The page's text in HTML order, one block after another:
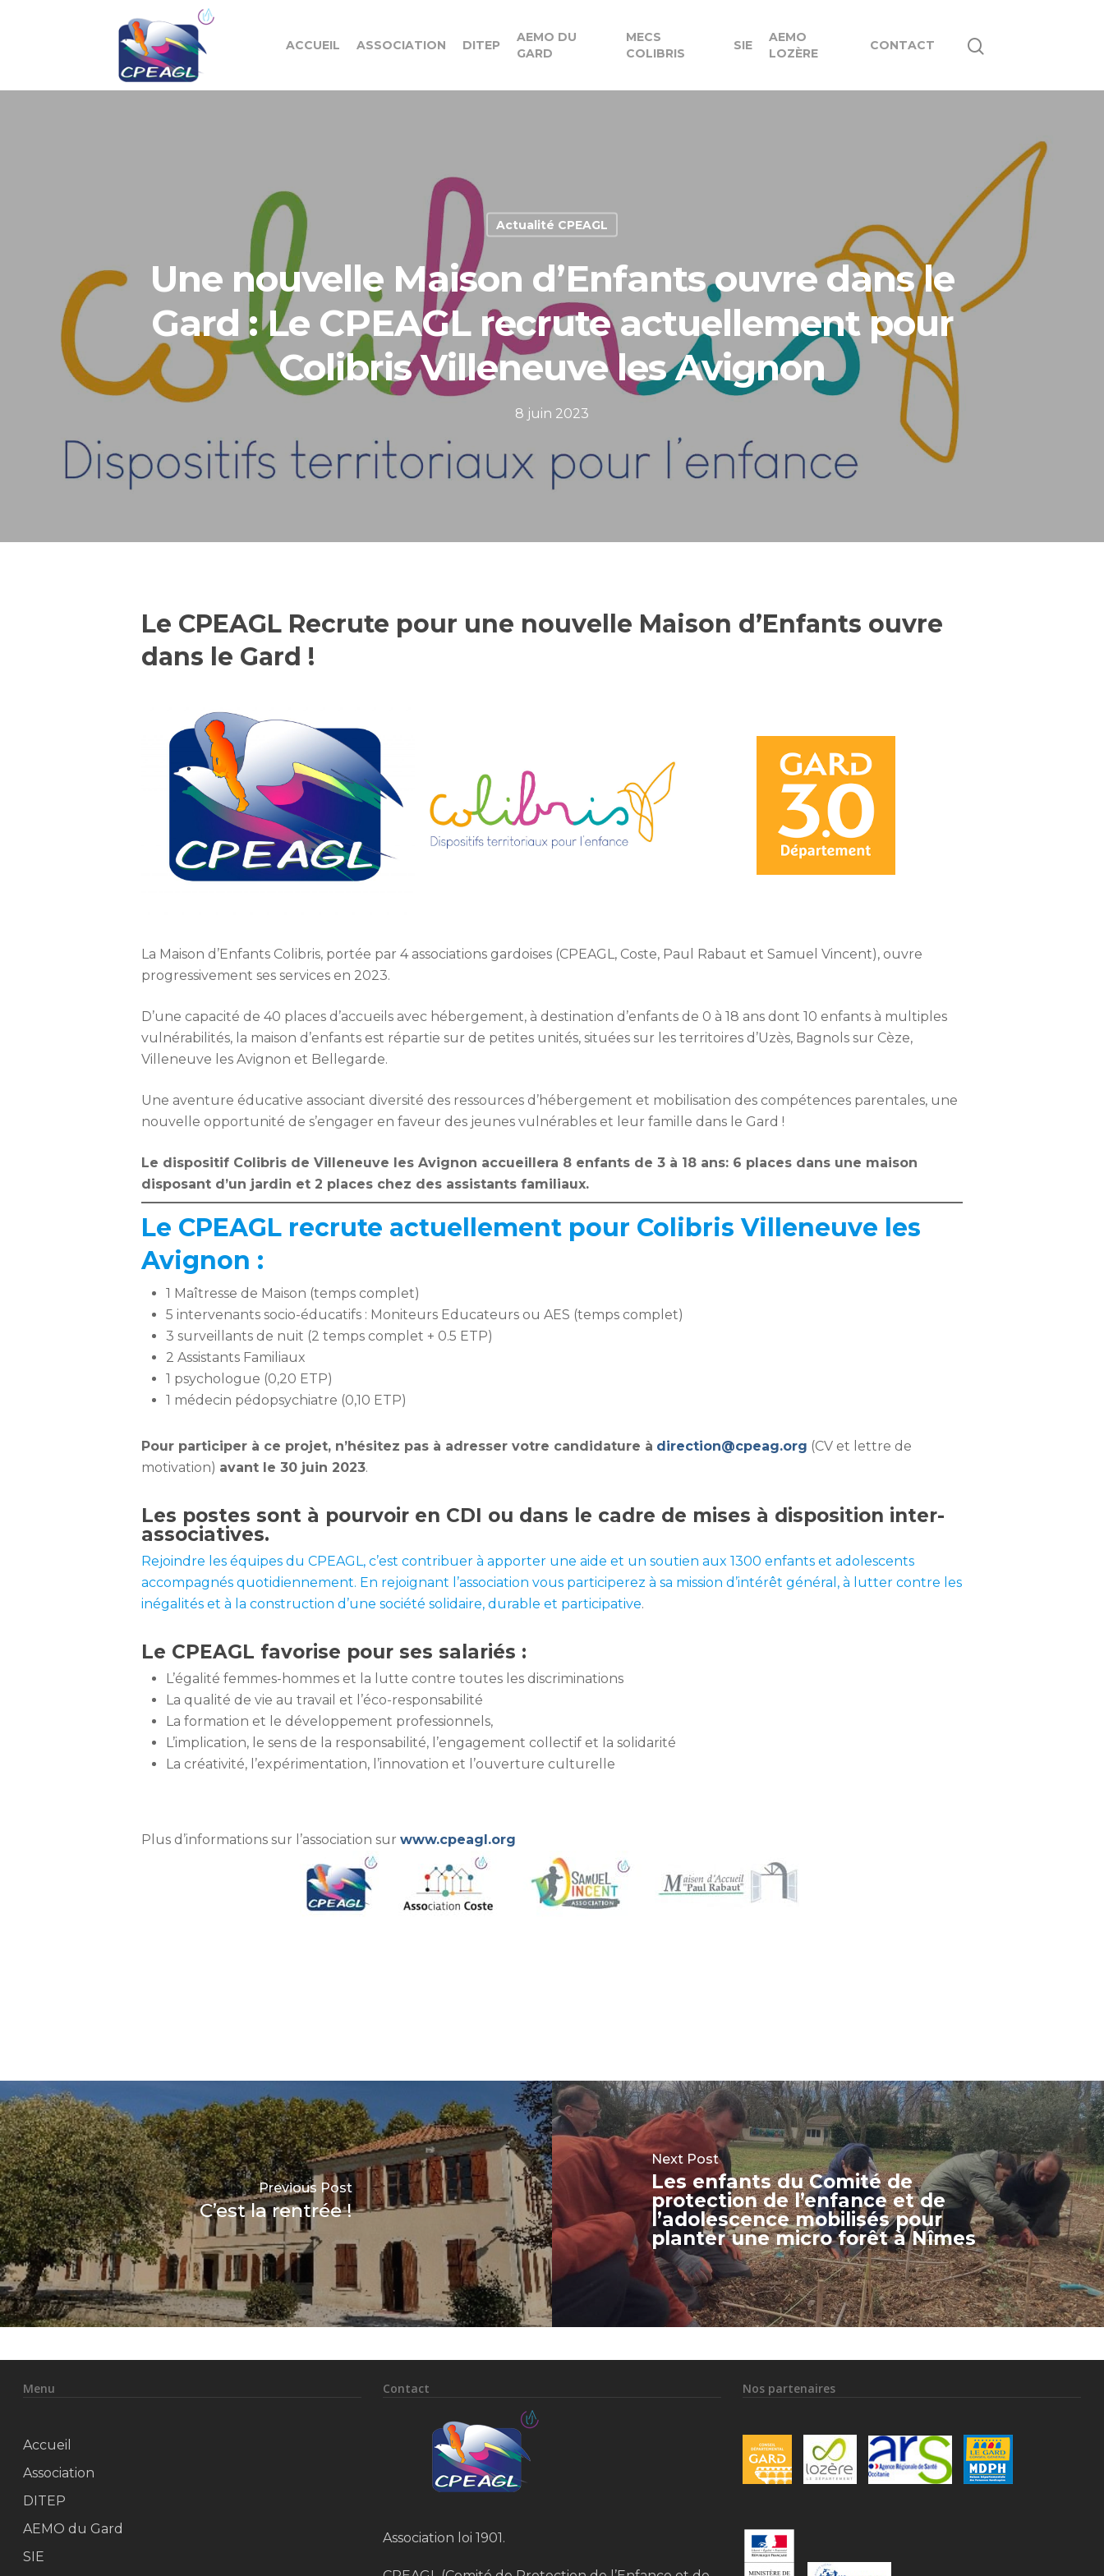
ACCUEIL ASSOCIATION DITEP
AEMO DU
GARD
MECS
COLIBRIS
SIE
AEMO
LOZÈRE
CONTACT
Actualité CPEAGL
Une nouvelle Maison d’Enfants ouvre dans le
Gard : Le CPEAGL recrute actuellement pour
Colibris Villeneuve les Avignon
8 juin 2023
Le CPEAGL Recrute pour une nouvelle Maison d’Enfants ouvre
dans le Gard !
La Maison d’Enfants Colibris, portée par 4 associations gardoises (CPEAGL, Coste, Paul Rabaut et Samuel Vincent), ouvre
progressivement ses services en 2023.
D’une capacité de 40 places d’accueils avec hébergement, à destination d’enfants de 0 à 18 ans dont 10 enfants à multiples
vulnérabilités, la maison d’enfants est répartie sur de petites unités, situées sur les territoires d’Uzès, Bagnols sur Cèze,
Villeneuve les Avignon et Bellegarde.
Une aventure éducative associant diversité des ressources d’hébergement et mobilisation des compétences parentales, une
nouvelle opportunité de s’engager en faveur des jeunes vulnérables et leur famille dans le Gard !
Le dispositif Colibris de Villeneuve les Avignon accueillera 8 enfants de 3 à 18 ans: 6 places dans une maison
disposant d’un jardin et 2 places chez des assistants familiaux.
Le CPEAGL recrute actuellement pour Colibris Villeneuve les
Avignon :
1 Maîtresse de Maison (temps complet)
5 intervenants socio-éducatifs : Moniteurs Educateurs ou AES (temps complet)
3 surveillants de nuit (2 temps complet + 0.5 ETP)
2 Assistants Familiaux
1 psychologue (0,20 ETP)
1 médecin pédopsychiatre (0,10 ETP)
Pour participer à ce projet, n’hésitez pas à adresser votre candidature à direction@cpeag.org (CV et lettre de
motivation) avant le 30 juin 2023.
Les postes sont à pourvoir en CDI ou dans le cadre de mises à disposition inter-
associatives.
Rejoindre les équipes du CPEAGL, c’est contribuer à apporter une aide et un soutien aux 1300 enfants et adolescents
accompagnés quotidiennement. En rejoignant l’association vous participerez à sa mission d’intérêt général, à lutter contre les
inégalités et à la construction d’une société solidaire, durable et participative.
Le CPEAGL favorise pour ses salariés :
L’égalité femmes-hommes et la lutte contre toutes les discriminations
La qualité de vie au travail et l’éco-responsabilité
La formation et le développement professionnels,
L’implication, le sens de la responsabilité, l’engagement collectif et la solidarité
La créativité, l’expérimentation, l’innovation et l’ouverture culturelle
Plus d’informations sur l’association sur www.cpeagl.org
Previous Post
C’est la rentrée !
Next Post
Les enfants du Comité de
protection de l’enfance et de
l’adolescence mobilisés pour
planter une micro forêt à Nîmes
Menu
Accueil
Association
DITEP
AEMO du Gard
SIE
Contact
Association loi 1901.
Nos partenaires